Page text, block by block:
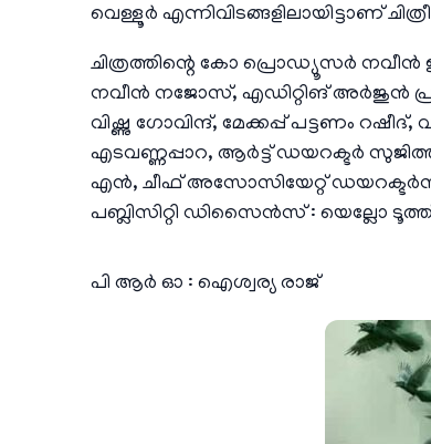
വെള്ളൂർ എന്നിവിടങ്ങളിലായിട്ടാണ്
ചിത്രത്തിന്റെ കോ പ്രൊഡ്യൂസർ
നവീൻ നജോസ്, എഡിറ്റിങ് അർജുൻ
വിഷ്ണു ഗോവിന്ദ്, മേക്കപ്പ് പട്ടണം
എടവണ്ണപ്പാറ, ആർട്ട് ഡയറക്ടർ
എൻ, ചീഫ് അസോസിയേറ്റ്
പബ്ലിസിറ്റി ഡിസൈൻസ് : യെല്ലോ
പി ആർ ഓ : ഐശ്വര്യ രാജ്